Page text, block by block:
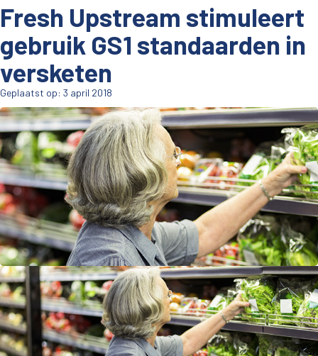
Fresh Upstream stimuleert
gebruik GS1 standaarden in
versketen
Geplaatst op: 3 april 2018